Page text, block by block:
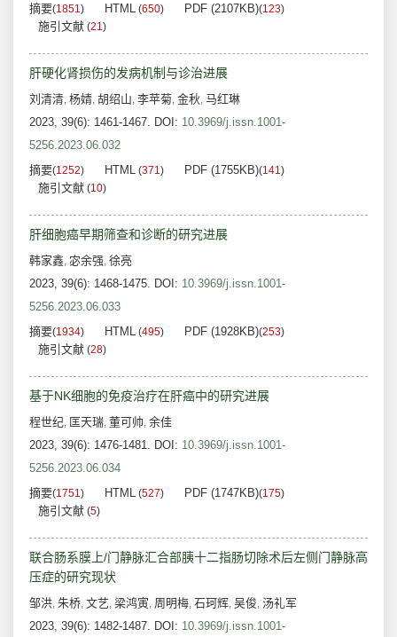
摘要(1851) HTML (650) PDF (2107KB)(123)
施引文献 (21)
肝硬化肾损伤的发病机制与诊治进展
刘清清, 杨婧, 胡绍山, 李苹菊, 金秋, 马红琳
2023, 39(6): 1461-1467. DOI: 10.3969/j.issn.1001-
5256.2023.06.032
摘要(1252) HTML (371) PDF (1755KB)(141)
施引文献 (10)
肝细胞癌早期筛查和诊断的研究进展
韩家鑫, 宓余强, 徐亮
2023, 39(6): 1468-1475. DOI: 10.3969/j.issn.1001-
5256.2023.06.033
摘要(1934) HTML (495) PDF (1928KB)(253)
施引文献 (28)
基于NK细胞的免疫治疗在肝癌中的研究进展
程世纪, 匡天瑞, 董可帅, 余佳
2023, 39(6): 1476-1481. DOI: 10.3969/j.issn.1001-
5256.2023.06.034
摘要(1751) HTML (527) PDF (1747KB)(175)
施引文献 (5)
联合肠系膜上/门静脉汇合部胰十二指肠切除术后左侧门静脉高
压症的研究现状
邹洪, 朱桥, 文艺, 梁鸿寅, 周明梅, 石珂辉, 吴俊, 汤礼军
2023, 39(6): 1482-1487. DOI: 10.3969/j.issn.1001-